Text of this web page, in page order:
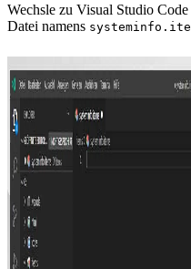
Wechsle zu Visual Studio
Datei namens